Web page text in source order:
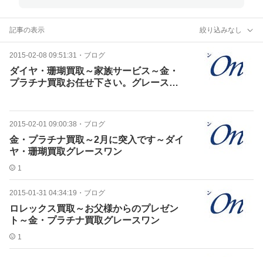
記事の表示 絞り込みなし
2015-02-08 09:51:31 ・ ブログ
ダイヤ・珊瑚買取～家族サービス～金・
プラチナ買取お任せ下さい。グレースワ
2015-02-01 09:00:38 ・ ブログ
金・プラチナ買取～2月に突入です～ダイ
ヤ・珊瑚買取グレースワン
1
2015-01-31 04:34:19 ・ ブログ
ロレックス買取～お父様からのプレゼン
ト～金・プラチナ買取グレースワン
1